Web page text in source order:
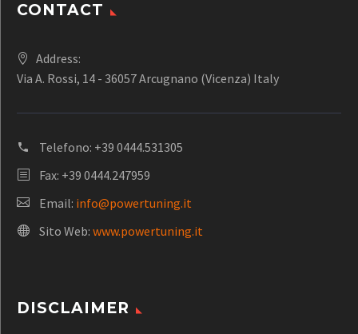
CONTACT
Address:
Via A. Rossi, 14 - 36057 Arcugnano (Vicenza) Italy
Telefono: +39 0444.531305
Fax: +39 0444.247959
Email: info@powertuning.it
Sito Web: www.powertuning.it
DISCLAIMER